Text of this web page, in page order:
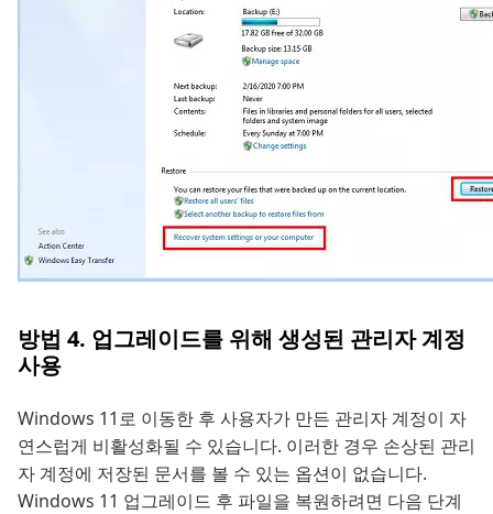
방법 4. 업그레이드를 위해 생성된 관리자 계정
사용
Windows 11로 이동한 후 사용자가 만든 관리자 계정이 자
연스럽게 비활성화될 수 있습니다. 이러한 경우 손상된 관리
자 계정에 저장된 문서를 볼 수 있는 옵션이 없습니다.
Windows 11 업그레이드 후 파일을 복원하려면 다음 단계